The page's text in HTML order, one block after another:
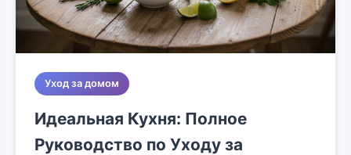
Уход за домом
Идеальная Кухня: Полное
Руководство по Уходу за